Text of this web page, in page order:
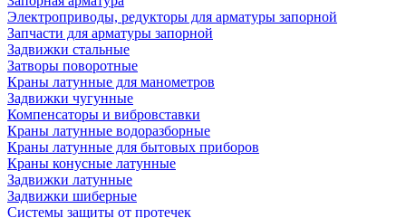
Электроприводы, редукторы для арматуры запорной
Запчасти для арматуры запорной
Задвижки стальные
Затворы поворотные
Краны латунные для манометров
Задвижки чугунные
Компенсаторы и вибровставки
Краны латунные водоразборные
Краны латунные для бытовых приборов
Краны конусные латунные
Задвижки латунные
Задвижки шиберные
Системы защиты от протечек